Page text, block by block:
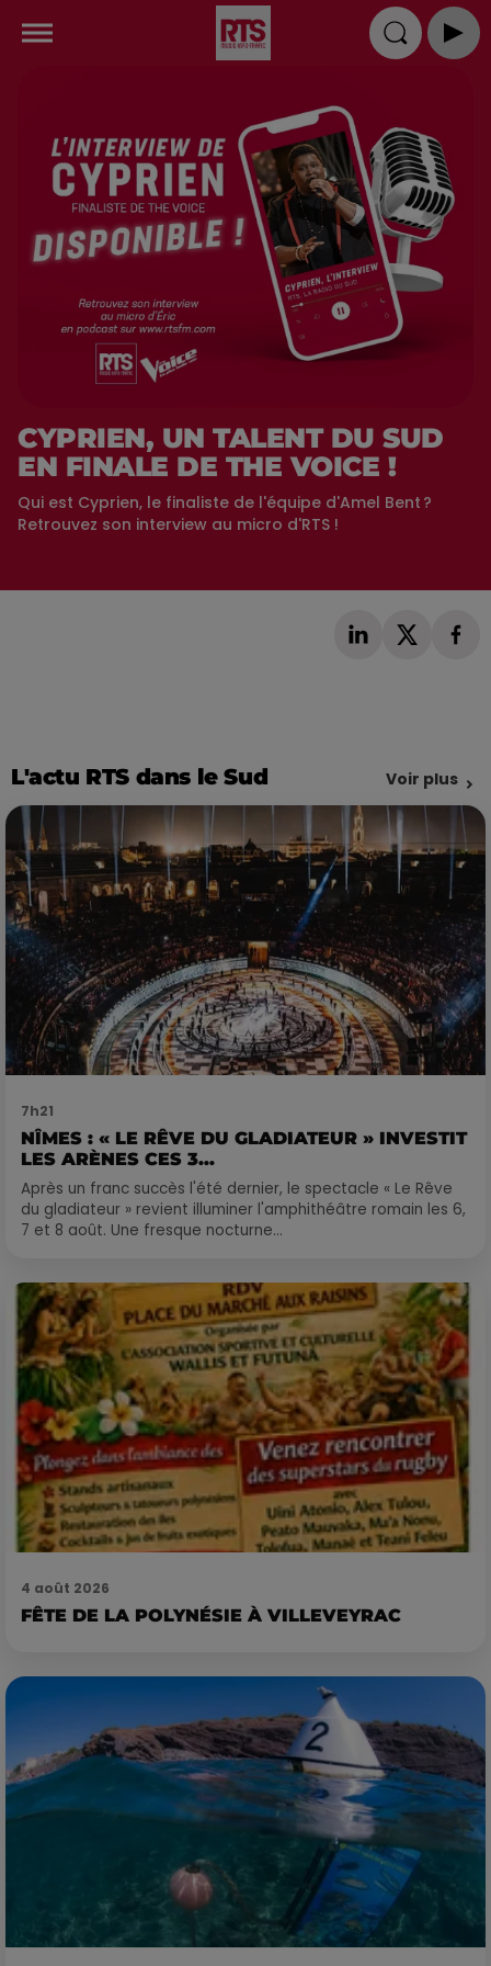
CYPRIEN, UN TALENT DU SUD
EN FINALE DE THE VOICE !
Qui est Cyprien, le finaliste de l'équipe d'Amel Bent ?
Retrouvez son interview au micro d'RTS !
L'actu RTS dans le Sud Voir plus
7h21
NÎMES : « LE RÊVE DU GLADIATEUR » INVESTIT
LES ARÈNES CES 3...
Après un franc succès l'été dernier, le spectacle « Le Rêve
du gladiateur » revient illuminer l'amphithéâtre romain les 6,
7 et 8 août. Une fresque nocturne...
4 août 2026
FÊTE DE LA POLYNÉSIE À VILLEVEYRAC